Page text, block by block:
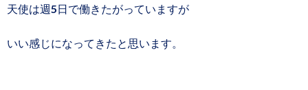
天使は週5日で働きたがっていますが
いい感じになってきたと思います。